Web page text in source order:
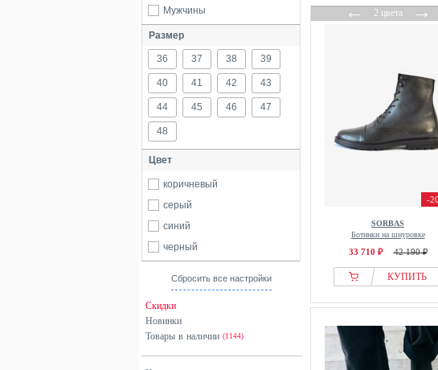
Мужчины
Размер
36 37 38 39
40 41 42 43
44 45 46 47
48
Цвет
коричневый
серый
синий
черный
Сбросить все настройки
Скидки
Новинки
Товары в наличии (1144)
←2 цвета→
-
SORBAS
Ботинки на шнуровке
33 710 ₽ 42 190 ₽
КУПИТЬ